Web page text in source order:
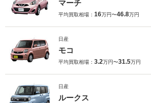
マーチ
平均買取相場： 16万円〜46.8万円
日産
モコ
平均買取相場： 3.2万円〜31.5万円
日産
ルークス